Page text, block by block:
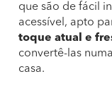
que são de fácil
acessível, apto
toque atual e
convertê-las
casa.